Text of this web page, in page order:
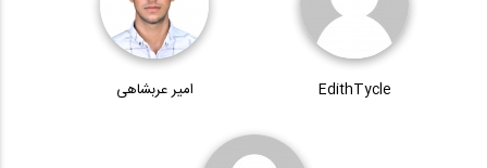
EdithTycle امیر عربشاهی